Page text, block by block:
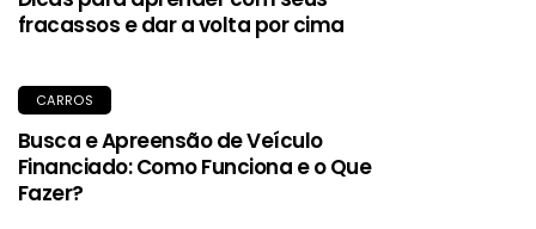
fracassos e dar a volta por cima
CARROS
Busca e Apreensão de Veículo
Financiado: Como Funciona e o Que
Fazer?